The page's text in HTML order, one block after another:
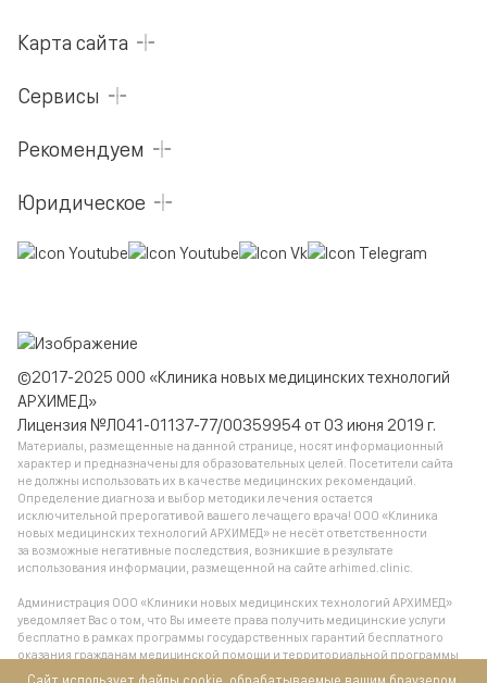
Карта сайта
Сервисы
Рекомендуем
Юридическое
©2017-2025 ООО «Клиника новых медицинских технологий
АРХИМЕД»
Лицензия №Л041-01137-77/00359954 от 03 июня 2019 г.
Материалы, размещенные на данной странице, носят информационный
характер и предназначены для образовательных целей. Посетители сайта
не должны использовать их в качестве медицинских рекомендаций.
Определение диагноза и выбор методики лечения остается
исключительной прерогативой вашего лечащего врача! ООО «Клиника
новых медицинских технологий АРХИМЕД» не несёт ответственности
за возможные негативные последствия, возникшие в результате
использования информации, размещенной на сайте arhimed.clinic.
Администрация ООО «Клиники новых медицинских технологий АРХИМЕД»
уведомляет Вас о том, что Вы имеете права получить медицинские услуги
бесплатно в рамках программы государственных гарантий бесплатного
оказания гражданам медицинской помощи и территориальной программы
государственных гарантий бесплатного оказания гражданам медицинской
Сайт использует файлы cookie, обрабатываемые вашим браузером.